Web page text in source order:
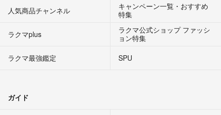
人気商品チャンネル
キャンペーン一覧・おすすめ
特集
ラクマplus
ラクマ公式ショップ ファッシ
ョン特集
ラクマ最強鑑定
SPU
ガイド